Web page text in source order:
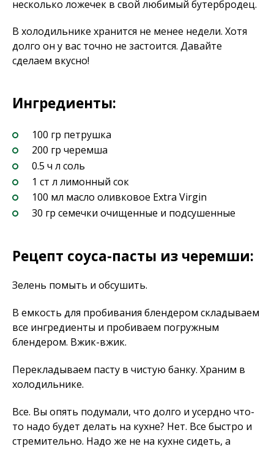
несколько ложечек в свой любимый бутербродец.
В холодильнике хранится не менее недели. Хотя
долго он у вас точно не застоится. Давайте
сделаем вкусно!
Ингредиенты:
100 гр петрушка
200 гр черемша
0.5 ч л соль
1 ст л лимонный сок
100 мл масло оливковое Extra Virgin
30 гр семечки очищенные и подсушенные
Рецепт соуса-пасты из черемши:
Зелень помыть и обсушить.
В емкость для пробивания блендером складываем
все ингредиенты и пробиваем погружным
блендером. Вжик-вжик.
Перекладываем пасту в чистую банку. Храним в
холодильнике.
Все. Вы опять подумали, что долго и усердно что-
то надо будет делать на кухне? Нет. Все быстро и
стремительно. Надо же не на кухне сидеть, а